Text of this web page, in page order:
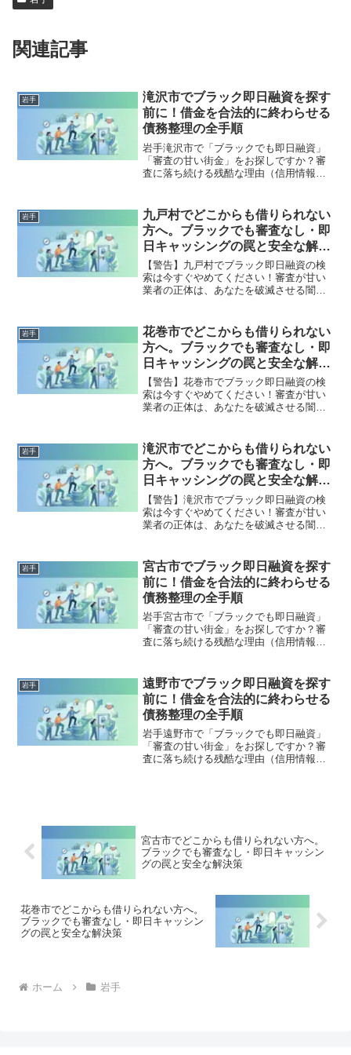
関連記事
岩手
滝沢市でブラック即日融資を探す
前に！借金を合法的に終わらせる
債務整理の全手順
岩手滝沢市で「ブラックでも即日融資」
「審査の甘い街金」をお探しですか？審
査に落ち続ける残酷な理由（信用情報と
底解説。多重債務の地獄から抜け出し、
合法的に借金を減額・免除する「債務整
理」の正しい知識と、今すぐ督促を止め
る無料相談窓口をご案内します。
岩手
九戸村でどこからも借りられない
方へ。ブラックでも審査なし・即
日キャッシングの罠と安全な解決
策
【警告】九戸村でブラック即日融資の検
索は今すぐやめてください！審査が甘い
業者の正体は、あなたを破滅させる闇金
村で違法業者を避け、借金地獄から抜け
出した方々の実体験と確実な解決策を完
全公開。
岩手
花巻市でどこからも借りられない
方へ。ブラックでも審査なし・即
日キャッシングの罠と安全な解決
策
【警告】花巻市でブラック即日融資の検
索は今すぐやめてください！審査が甘い
業者の正体は、あなたを破滅させる闇金
市で違法業者を避け、借金地獄から抜け
出した方々の実体験と確実な解決策を完
全公開。
岩手
滝沢市でどこからも借りられない
方へ。ブラックでも審査なし・即
日キャッシングの罠と安全な解決
策
【警告】滝沢市でブラック即日融資の検
索は今すぐやめてください！審査が甘い
業者の正体は、あなたを破滅させる闇金
市で違法業者を避け、借金地獄から抜け
出した方々の実体験と確実な解決策を完
全公開。
岩手
宮古市でブラック即日融資を探す
前に！借金を合法的に終わらせる
債務整理の全手順
岩手宮古市で「ブラックでも即日融資」
「審査の甘い街金」をお探しですか？審
査に落ち続ける残酷な理由（信用情報と
底解説。多重債務の地獄から抜け出し、
合法的に借金を減額・免除する「債務整
理」の正しい知識と、今すぐ督促を止め
る無料相談窓口をご案内します。
岩手
遠野市でブラック即日融資を探す
前に！借金を合法的に終わらせる
債務整理の全手順
岩手遠野市で「ブラックでも即日融資」
「審査の甘い街金」をお探しですか？審
査に落ち続ける残酷な理由（信用情報と
る無料相談窓口をご案内します。
宮古市でどこからも借りられない方へ。
ブラックでも審査なし・即日キャッシン
グの罠と安全な解決策
花巻市でどこからも借りられない方へ。
ブラックでも審査なし・即日キャッシン
グの罠と安全な解決策
ホーム 岩手